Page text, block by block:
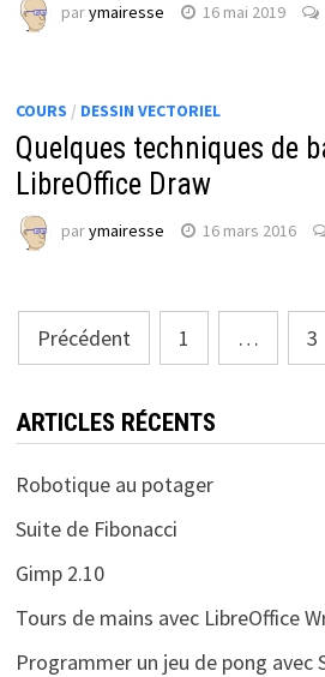
parymairesse 16 mai 2019
COURS / DESSIN VECTORIEL
Quelques techniques de
LibreOffice Draw
parymairesse 16 mars 2016
Pagination
des
publications
Précédent 1 … 3
ARTICLES RÉCENTS
Robotique au potager
Suite de Fibonacci
Gimp 2.10
Tours de mains avec LibreOffice
Programmer un jeu de pong avec